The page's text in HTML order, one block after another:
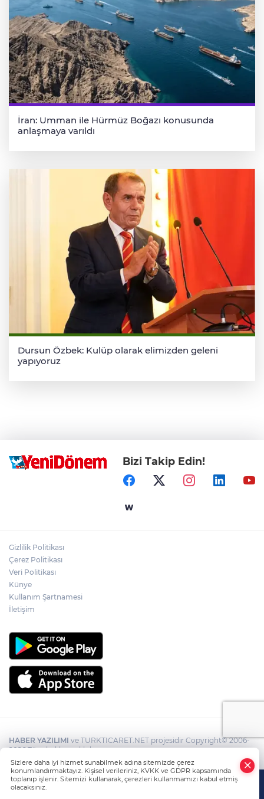
İran: Umman ile Hürmüz Boğazı konusunda
anlaşmaya varıldı
Dursun Özbek: Kulüp olarak elimizden geleni
yapıyoruz
Bizi Takip Edin!
Gizlilik Politikası
Çerez Politikası
Veri Politikası
Künye
Kullanım Şartnamesi
İletişim
HABER YAZILIMI ve TURKTICARET.NET projesidir Copyright© 2006-
2026 Tüm hakları saklıdır.
Sizlere daha iyi hizmet sunabilmek adına sitemizde çerez
konumlandırmaktayız. Kişisel verileriniz, KVKK ve GDPR kapsamında
toplanıp işlenir. Sitemizi kullanarak, çerezleri kullanmamızı kabul etmiş
olacaksınız.